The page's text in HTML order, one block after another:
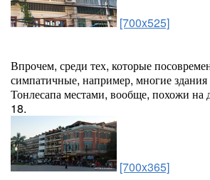
[700x525]
Впрочем, среди тех, которые
симпатичные, например, многие
Тонлесапа местами, вообще, похожи на
18.
[700x365]